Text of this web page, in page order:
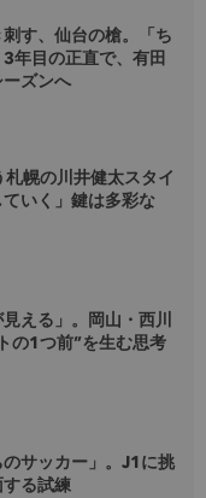
す、仙台の槍。「ち
年目の正直で、有田
ズンへ
幌の川井健太スタイ
いく」鍵は多彩な
える」。岡山・西川
の1つ前”を生む思考
サッカー」。J1に挑
る試練